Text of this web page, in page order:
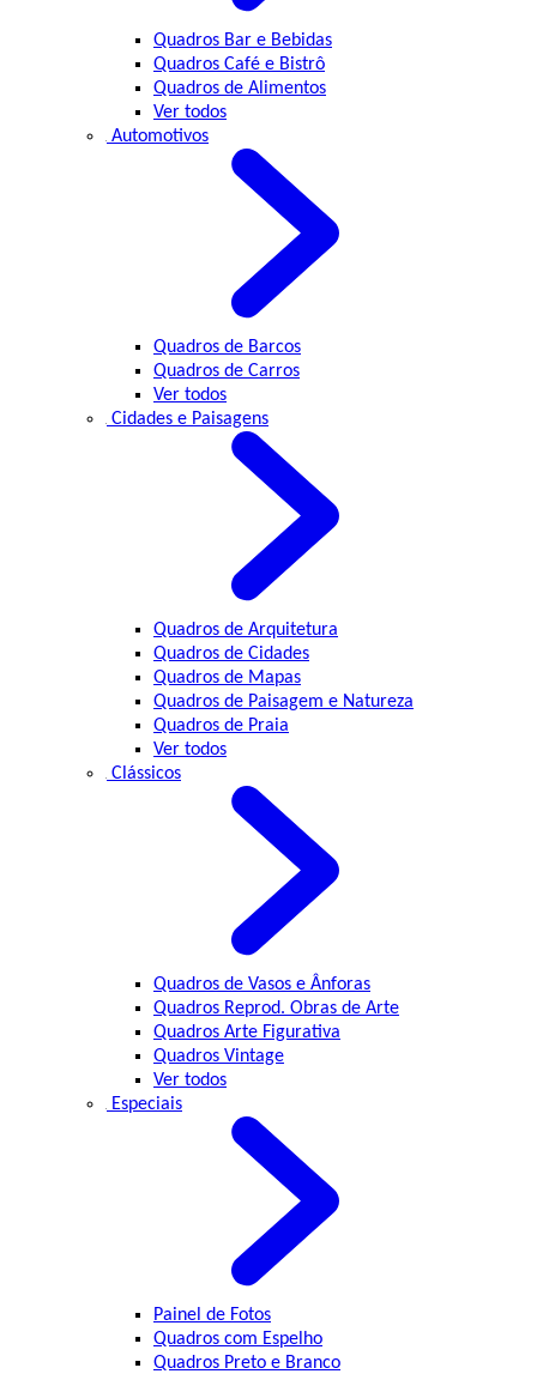
Quadros Bar e Bebidas
Quadros Café e Bistrô
Quadros de Alimentos
Ver todos
Automotivos
Quadros de Barcos
Quadros de Carros
Ver todos
Cidades e Paisagens
Quadros de Arquitetura
Quadros de Cidades
Quadros de Mapas
Quadros de Paisagem e Natureza
Quadros de Praia
Ver todos
Clássicos
Quadros de Vasos e Ânforas
Quadros Reprod. Obras de Arte
Quadros Arte Figurativa
Quadros Vintage
Ver todos
Especiais
Painel de Fotos
Quadros com Espelho
Quadros Preto e Branco